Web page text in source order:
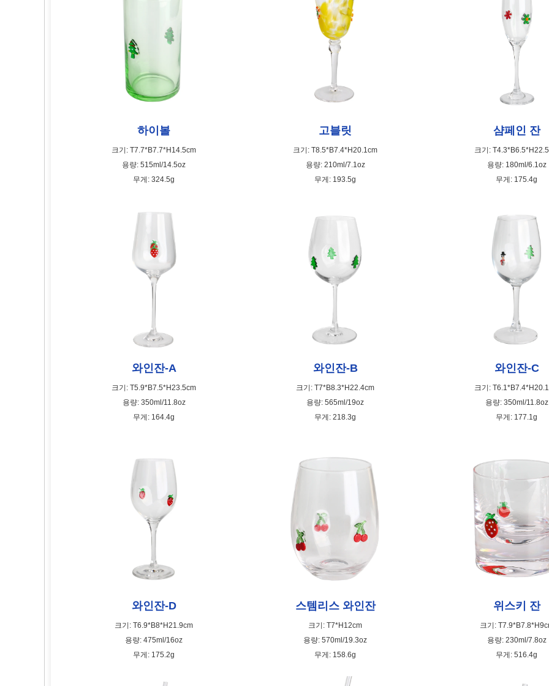
하이볼
크기: T7.7*B7.7*H14.5cm
용량: 515ml/14.5oz
무게: 324.5g
고블릿
크기: T8.5*B7.4*H20.1cm
용량: 210ml/7.1oz
무게: 193.5g
샴페인 잔
크기:
용량: 180ml/6.1oz
무게: 175.4g
와인잔-A
크기: T5.9*B7.5*H23.5cm
용량: 350ml/11.8oz
무게: 164.4g
와인잔-B
크기: T7*B8.3*H22.4cm
용량: 565ml/19oz
무게: 218.3g
와인잔-C
크기:
용량: 350ml/11.8oz
무게: 177.1g
와인잔-D
크기: T6.9*B8*H21.9cm
용량: 475ml/16oz
무게: 175.2g
스템리스 와인잔
크기: T7*H12cm
용량: 570ml/19.3oz
무게: 158.6g
위스키 잔
크기:
용량: 230ml/7.8oz
무게: 516.4g